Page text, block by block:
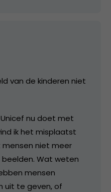
van de kinderen niet
nu doet met
ik het misplaatst
niet meer
Wat weten
mensen
uit te geven, of